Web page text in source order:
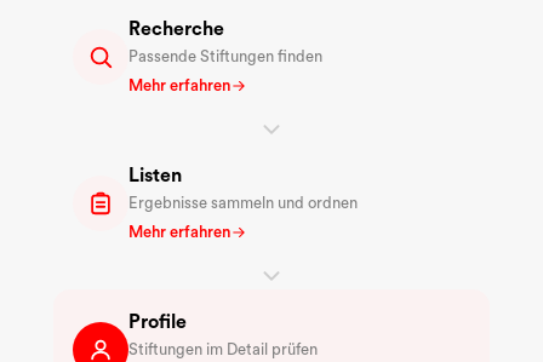
Recherche
Passende Stiftungen finden
Mehr erfahren
Listen
Ergebnisse sammeln und ordnen
Mehr erfahren
Profile
Stiftungen im Detail prüfen